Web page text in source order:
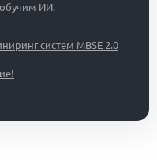
ИИ.
систем MBSE 2.0